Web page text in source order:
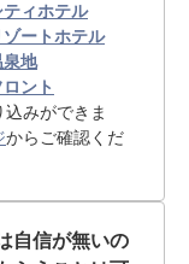
ティホテル
ゾートホテル
泉地
ロント
みができま
からご確認くだ
自信が無いの